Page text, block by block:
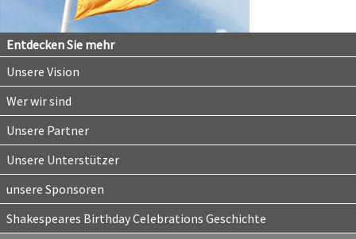
Entdecken Sie mehr
Unsere Vision
Wer wir sind
Unsere Partner
Unsere Unterstützer
unsere Sponsoren
Shakespeares Birthday Celebrations Geschichte